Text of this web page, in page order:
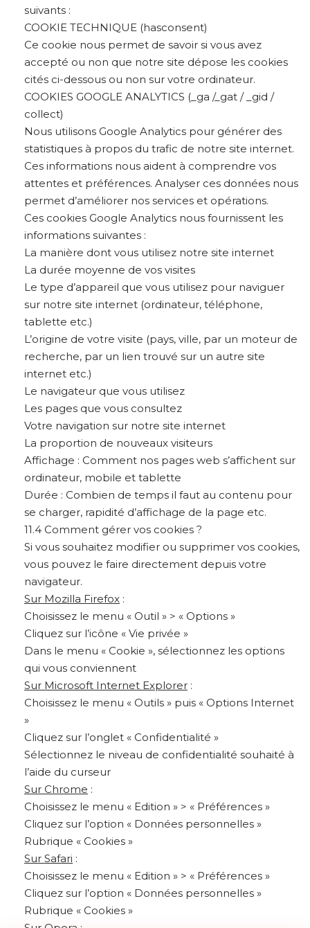
suivants :
COOKIE TECHNIQUE (hasconsent)
Ce cookie nous permet de savoir si vous avez
accepté ou non que notre site dépose les cookies
cités ci-dessous ou non sur votre ordinateur.
COOKIES GOOGLE ANALYTICS (_ga /_gat / _gid /
collect)
Nous utilisons Google Analytics pour générer des
statistiques à propos du trafic de notre site internet.
Ces informations nous aident à comprendre vos
attentes et préférences. Analyser ces données nous
permet d’améliorer nos services et opérations.
Ces cookies Google Analytics nous fournissent les
informations suivantes :
La manière dont vous utilisez notre site internet
La durée moyenne de vos visites
Le type d’appareil que vous utilisez pour naviguer
sur notre site internet (ordinateur, téléphone,
tablette etc.)
L’origine de votre visite (pays, ville, par un moteur de
recherche, par un lien trouvé sur un autre site
internet etc.)
Le navigateur que vous utilisez
Les pages que vous consultez
Votre navigation sur notre site internet
La proportion de nouveaux visiteurs
Affichage : Comment nos pages web s’affichent sur
ordinateur, mobile et tablette
Durée : Combien de temps il faut au contenu pour
se charger, rapidité d’affichage de la page etc.
11.4 Comment gérer vos cookies ?
Si vous souhaitez modifier ou supprimer vos cookies,
vous pouvez le faire directement depuis votre
navigateur.
Sur Mozilla Firefox :
Choisissez le menu « Outil » > « Options »
Cliquez sur l’icône « Vie privée »
Dans le menu « Cookie », sélectionnez les options
qui vous conviennent
Sur Microsoft Internet Explorer :
Choisissez le menu « Outils » puis « Options Internet
»
Cliquez sur l’onglet « Confidentialité »
Sélectionnez le niveau de confidentialité souhaité à
l’aide du curseur
Sur Chrome :
Choisissez le menu « Edition » > « Préférences »
Cliquez sur l’option « Données personnelles »
Rubrique « Cookies »
Sur Safari :
Choisissez le menu « Edition » > « Préférences »
Cliquez sur l’option « Données personnelles »
Rubrique « Cookies »